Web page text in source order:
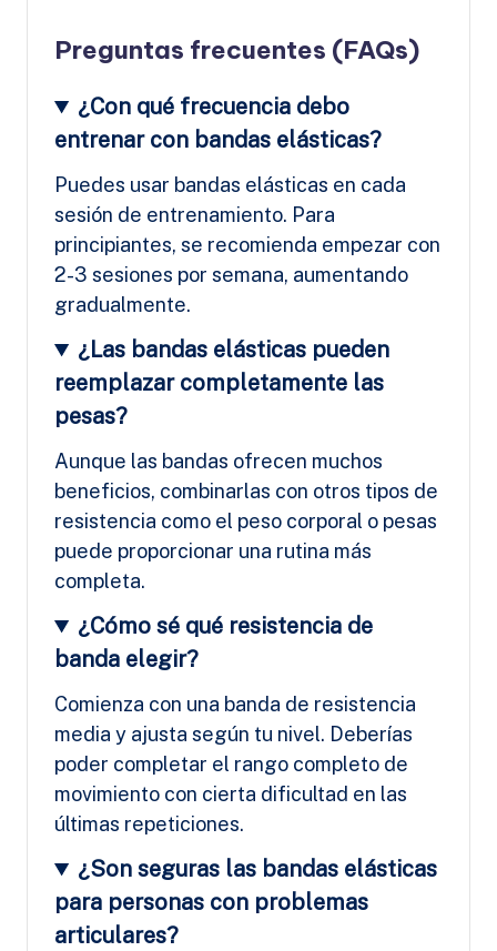
Preguntas frecuentes (FAQs)
¿Con qué frecuencia debo
entrenar con bandas elásticas?
Puedes usar bandas elásticas en cada
sesión de entrenamiento. Para
principiantes, se recomienda empezar con
2-3 sesiones por semana, aumentando
gradualmente.
¿Las bandas elásticas pueden
reemplazar completamente las
pesas?
Aunque las bandas ofrecen muchos
beneficios, combinarlas con otros tipos de
resistencia como el peso corporal o pesas
puede proporcionar una rutina más
completa.
¿Cómo sé qué resistencia de
banda elegir?
Comienza con una banda de resistencia
media y ajusta según tu nivel. Deberías
poder completar el rango completo de
movimiento con cierta dificultad en las
últimas repeticiones.
¿Son seguras las bandas elásticas
para personas con problemas
articulares?